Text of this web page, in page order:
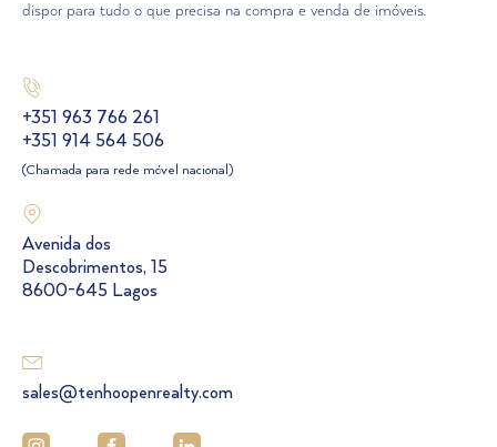
dispor para tudo o que precisa na compra e venda de imóveis.
+351 963 766 261
+351 914 564 506
(Chamada para rede móvel nacional)
Avenida dos
Descobrimentos, 15
8600-645 Lagos
sales@tenhoopenrealty.com